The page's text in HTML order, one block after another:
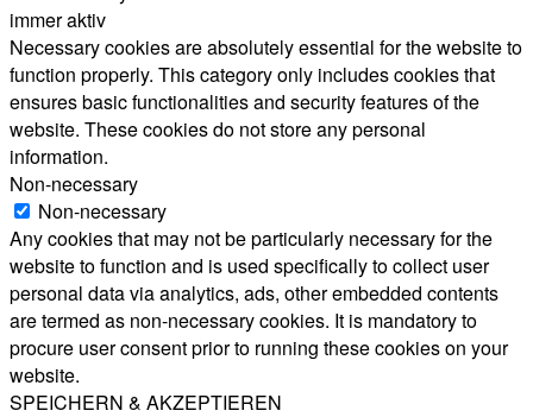
immer aktiv
Necessary cookies are absolutely essential for the website to
function properly. This category only includes cookies that
ensures basic functionalities and security features of the
website. These cookies do not store any personal
information.
Non-necessary
Non-necessary
Any cookies that may not be particularly necessary for the
website to function and is used specifically to collect user
personal data via analytics, ads, other embedded contents
are termed as non-necessary cookies. It is mandatory to
procure user consent prior to running these cookies on your
website.
SPEICHERN & AKZEPTIEREN